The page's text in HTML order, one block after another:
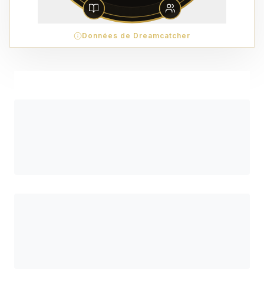
Données de Dreamcatcher